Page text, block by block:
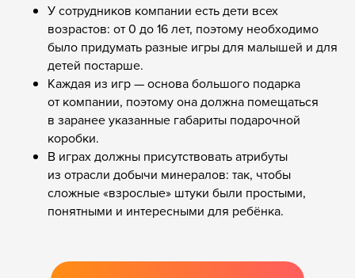
У сотрудников компании есть дети всех
возрастов: от 0 до 16 лет, поэтому необходимо
было придумать разные игры для малышей и для
детей постарше.
Каждая из игр —основабольшого подарка
от компании, поэтому она должна помещаться
в заранее указанные габариты подарочной
коробки.
В играх должны присутствовать атрибуты
из отрасли добычи минералов: так, чтобы
сложные «взрослые» штуки были простыми,
понятными и интересными для ребёнка.